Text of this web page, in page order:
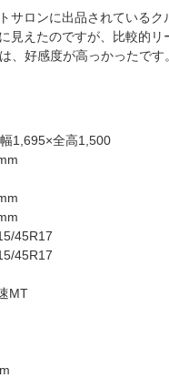
サロンに出品されているク
見えたのですが、比較的
、好感度が高っかったです。
1,695×全高1,500
45R17
45R17
MT